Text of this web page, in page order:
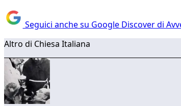
Seguici anche su Google Discover di
Altro di Chiesa Italiana